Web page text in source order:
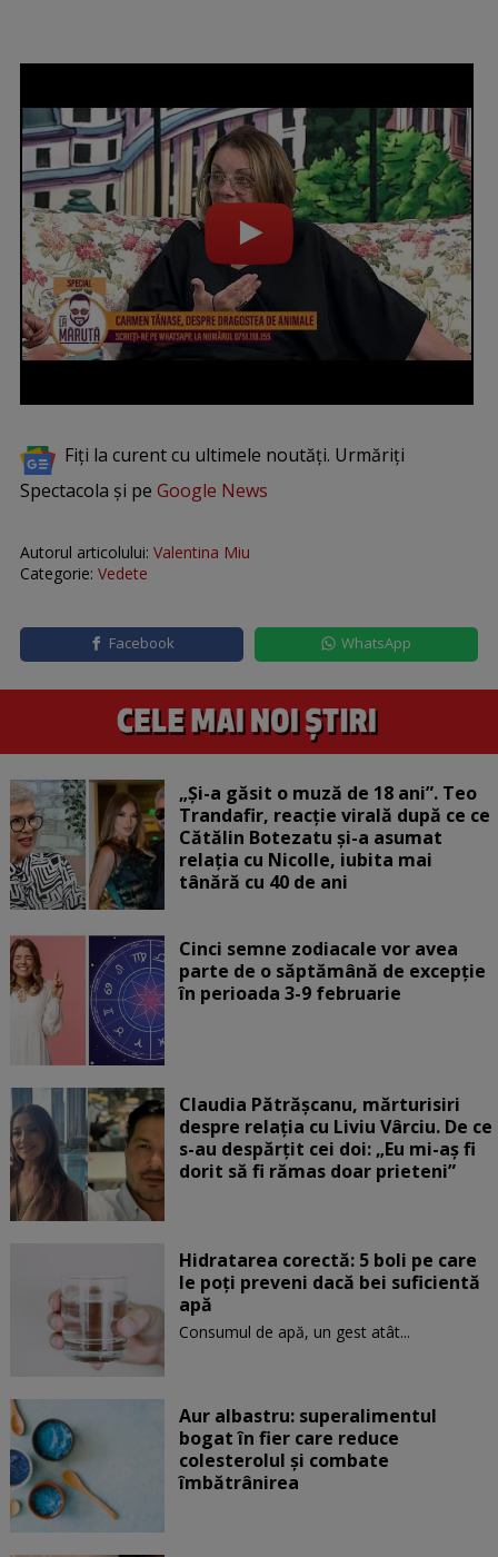
Fiți la curent cu ultimele noutăți. Urmăriți
Spectacola și pe Google News
Autorul articolului: Valentina Miu
Categorie: Vedete
Facebook WhatsApp
„Și-a găsit o muză de 18 ani”. Teo
Trandafir, reacție virală după ce ce
Cătălin Botezatu și-a asumat
relația cu Nicolle, iubita mai
tânără cu 40 de ani
Cinci semne zodiacale vor avea
parte de o săptămână de excepție
în perioada 3-9 februarie
Claudia Pătrășcanu, mărturisiri
despre relația cu Liviu Vârciu. De ce
s-au despărțit cei doi: „Eu mi-aș fi
dorit să fi rămas doar prieteni”
Hidratarea corectă: 5 boli pe care
le poți preveni dacă bei suficientă
apă
Consumul de apă, un gest atât...
Aur albastru: superalimentul
bogat în fier care reduce
colesterolul și combate
îmbătrânirea